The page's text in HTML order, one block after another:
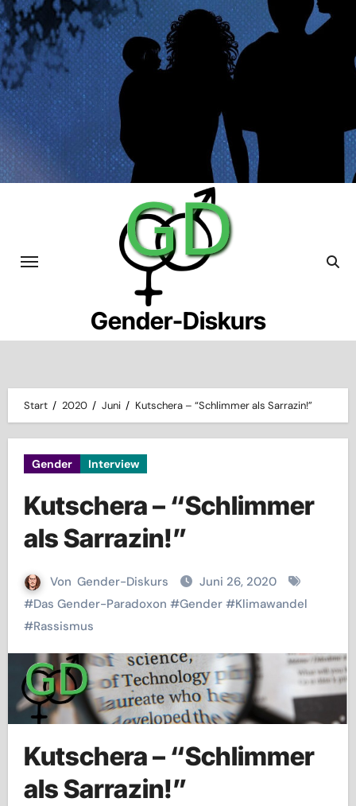
Skip
to
content
Gender-Diskurs
Start 2020 Juni Kutschera – “Schlimmer als Sarrazin!”
Gender Interview
Kutschera – “Schlimmer
als Sarrazin!”
Von Gender-Diskurs
Juni 26, 2020
#Das Gender-Paradoxon #Gender#Klimawandel
#Rassismus
Kutschera – “Schlimmer
als Sarrazin!”